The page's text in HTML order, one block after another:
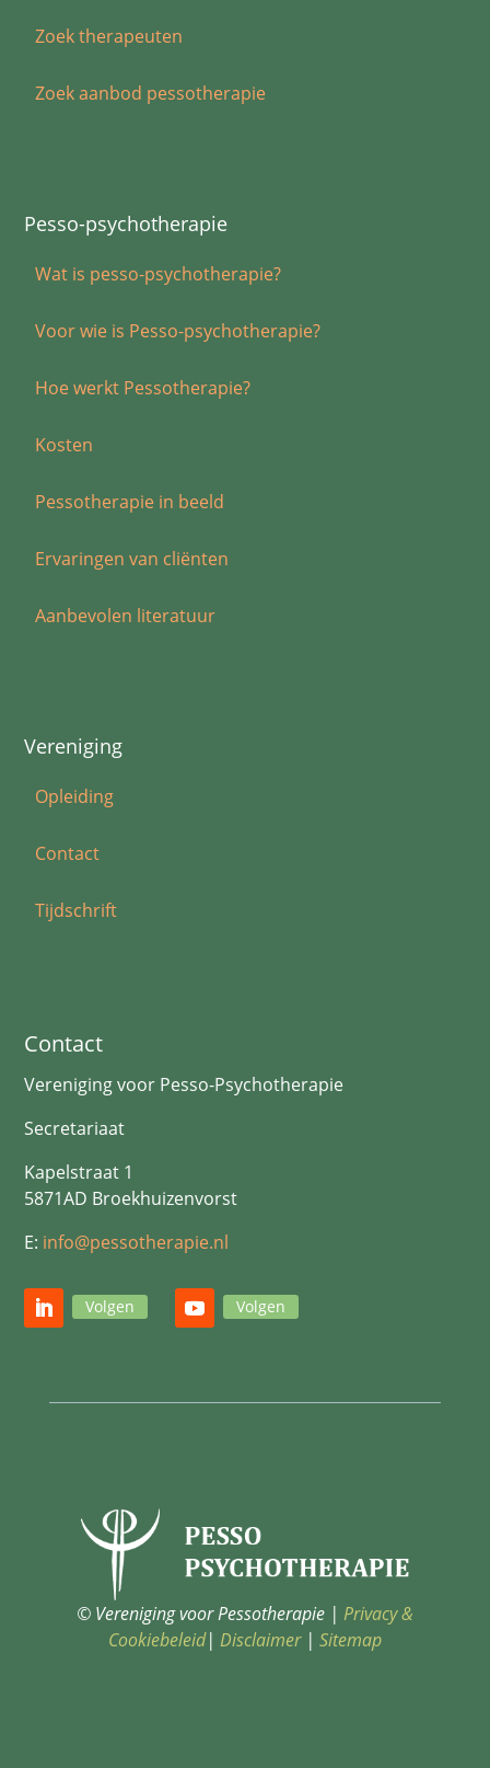
Zoek therapeuten
Zoek aanbod pessotherapie
Pesso-psychotherapie
Wat is pesso-psychotherapie?
Voor wie is Pesso-psychotherapie?
Hoe werkt Pessotherapie?
Kosten
Pessotherapie in beeld
Ervaringen van cliënten
Aanbevolen literatuur
Vereniging
Opleiding
Contact
Tijdschrift
Contact
Vereniging voor Pesso-Psychotherapie
Secretariaat
Kapelstraat 1
5871AD Broekhuizenvorst
E: info@pessotherapie.nl
Volgen Volgen
© Vereniging voor Pessotherapie | Privacy &
Cookiebeleid| Disclaimer| Sitemap